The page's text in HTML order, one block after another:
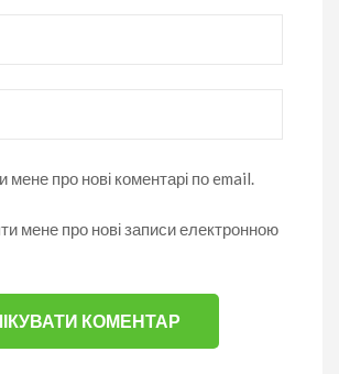
мене про нові коментарі по email.
мене про нові записи електронною